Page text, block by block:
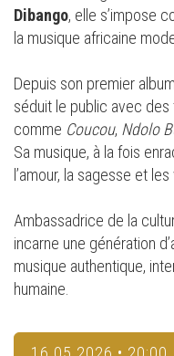
Dibango, elle s’impose
la musique africaine
Depuis son premier album
séduit le public avec des
comme Coucou, Ndolo
Sa musique, à la fois
l’amour, la sagesse et
Ambassadrice de la
incarne une génération
musique authentique,
humaine.